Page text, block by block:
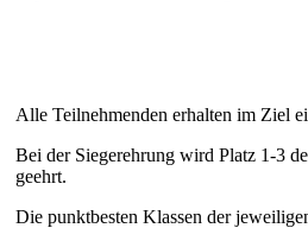
Alle Teilnehmenden erhalten im Ziel
Bei der Siegerehrung wird Platz 1-3
geehrt.
Die punktbesten Klassen der